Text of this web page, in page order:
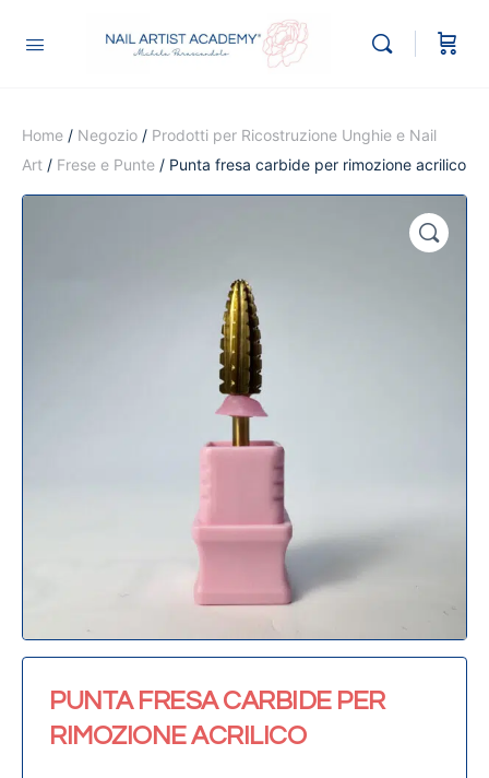
Home / Negozio / Prodotti per Ricostruzione Unghie e Nail
Art / Frese e Punte / Punta fresa carbide per rimozione acrilico
🔍
PUNTA FRESA CARBIDE PER
RIMOZIONE ACRILICO